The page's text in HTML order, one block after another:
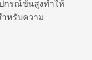
กรณ์ขั้นสูงทำให้
ำหรับความ